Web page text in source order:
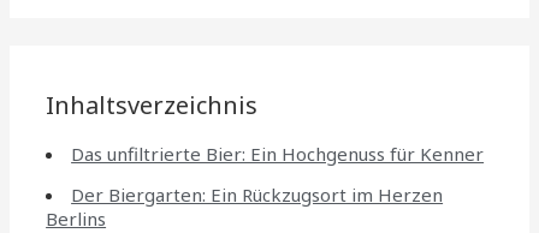
Inhaltsverzeichnis
Das unfiltrierte Bier: Ein Hochgenuss für Kenner
Der Biergarten: Ein Rückzugsort im Herzen
Berlins